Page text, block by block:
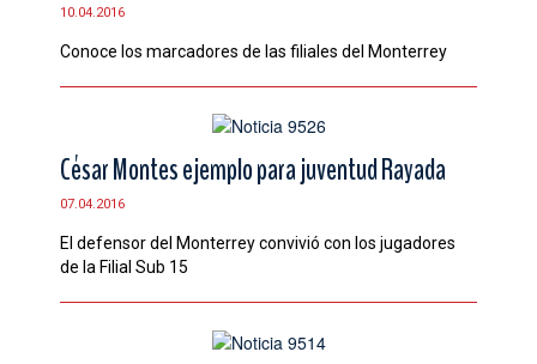
10.04.2016
Conoce los marcadores de las filiales del Monterrey
César Montes ejemplo para juventud Rayada
07.04.2016
El defensor del Monterrey convivió con los jugadores
de la Filial Sub 15